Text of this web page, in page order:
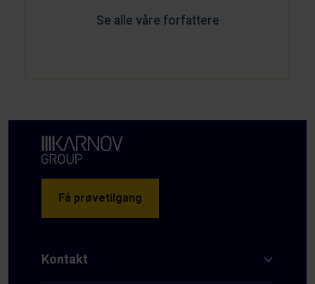
Se alle våre forfattere
Få prøvetilgang
Kontakt